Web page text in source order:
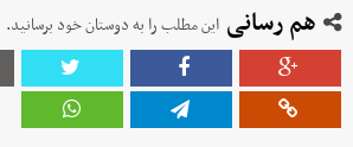
هم رسانی این مطلب را به دوستان خود برسانید.